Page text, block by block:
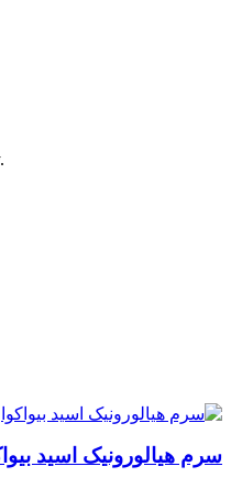
سرم هیالورونیک اسید